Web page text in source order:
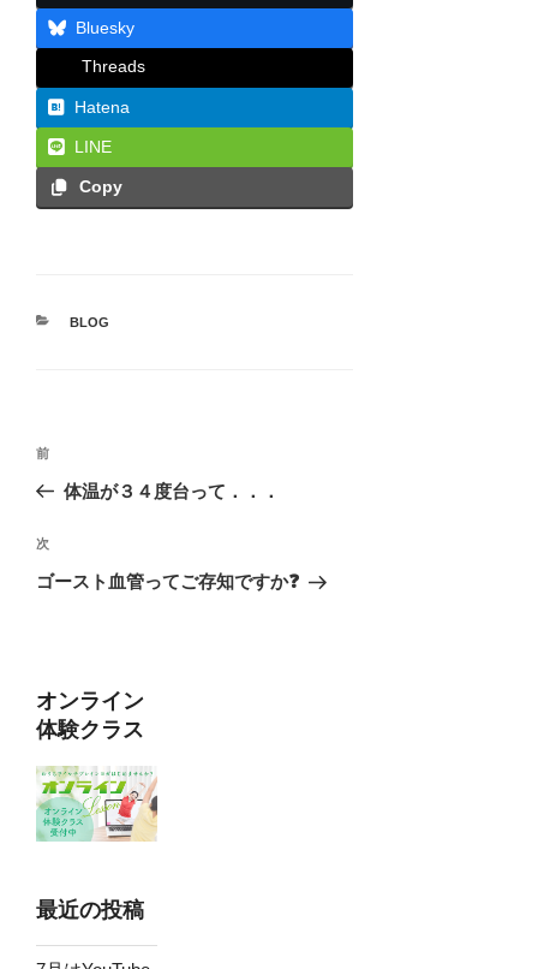
Bluesky
Threads
Hatena
LINE
Copy
カ
BLOG
投
ビ
ゲ
ン
前
の
稿
前
体温が３４度台って．．．
次
の
次
ゴースト血管ってご存知ですか❓
オンライン
体験クラス
最近の投稿